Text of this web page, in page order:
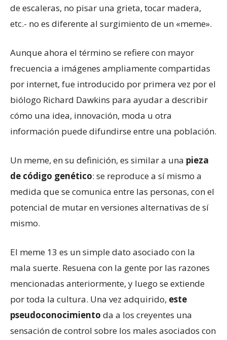
de escaleras, no pisar una grieta, tocar madera,
etc.- no es diferente al surgimiento de un «meme».
Aunque ahora el término se refiere con mayor
frecuencia a imágenes ampliamente compartidas
por internet, fue introducido por primera vez por el
biólogo Richard Dawkins para ayudar a describir
cómo una idea, innovación, moda u otra
información puede difundirse entre una población.
Un meme, en su definición, es similar a una pieza
de código genético: se reproduce a sí mismo a
medida que se comunica entre las personas, con el
potencial de mutar en versiones alternativas de sí
mismo.
El meme 13 es un simple dato asociado con la
mala suerte. Resuena con la gente por las razones
mencionadas anteriormente, y luego se extiende
por toda la cultura. Una vez adquirido, este
pseudoconocimiento da a los creyentes una
sensación de control sobre los males asociados con